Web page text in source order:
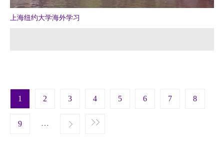
上海纽约大学海外学习
Pagination
1 2 3 4 5 6 7 8
9 …
Next › Last »
page